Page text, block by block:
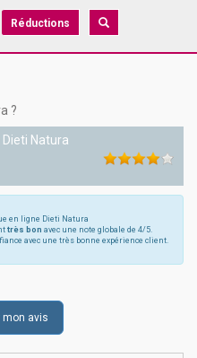
Réductions
?
Dieti Natura
en ligne Dieti Natura
très bon avec une note globale de 4/5.
avec une très bonne expérience client.
mon avis